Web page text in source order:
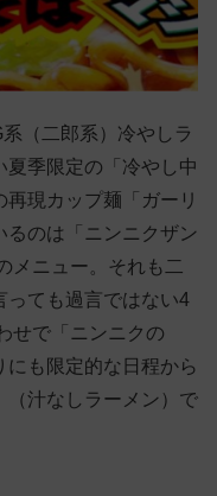
（二郎系）冷やしラ
季限定の「冷やし中
現カップ麺「ガーリ
るのは「ニンニクザン
メニュー。それも二
っても過言ではない4
せで「ニンニクの
にも限定的な日程から
（汁なしラーメン）で